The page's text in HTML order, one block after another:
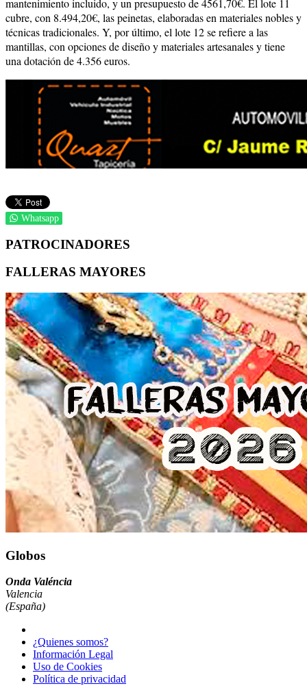
mantenimiento incluido, y un presupuesto de 4561,70€. El lote 11
cubre, con 8.494,20€, las peinetas, elaboradas en materiales nobles y
técnicas tradicionales. Y, por último, el lote 12 se refiere a las
mantillas, con opciones de diseño y materiales artesanales y tiene
una dotación de 4.356 euros.
Whatsapp
PATROCINADORES
FALLERAS MAYORES
Globos
Onda Valéncia
Valencia
(España)
¿Quienes somos?
Información Legal
Uso de Cookies
Política de privacidad